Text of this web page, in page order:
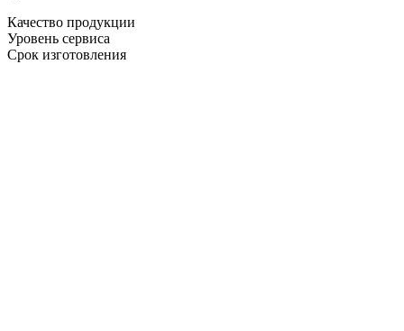
Качество продукции
Уровень сервиса
Срок изготовления